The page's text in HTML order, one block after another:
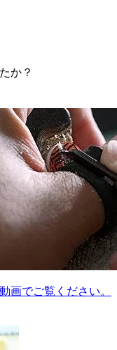
か？
画でご覧ください。